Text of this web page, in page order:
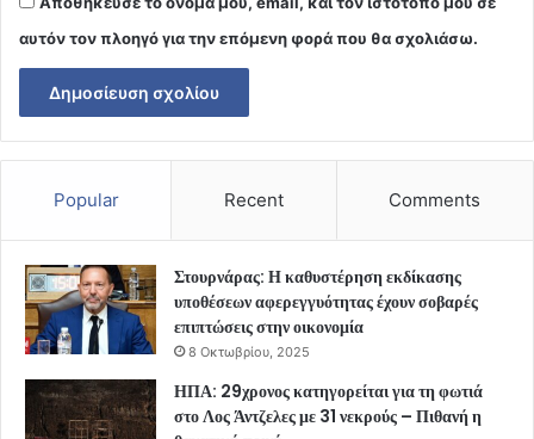
αυτόν τον πλοηγό για την επόμενη φορά που θα σχολιάσω.
Popular Recent Comments
Στουρνάρας: Η καθυστέρηση εκδίκασης
υποθέσεων αφερεγγυότητας έχουν σοβαρές
επιπτώσεις στην οικονομία
8 Οκτωβρίου, 2025
ΗΠΑ: 29χρονος κατηγορείται για τη φωτιά
στο Λος Άντζελες με 31 νεκρούς – Πιθανή η